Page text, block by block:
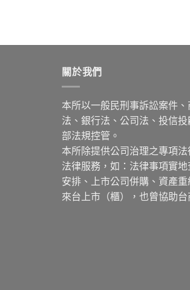
關於我們
本所以一般民刑事訴訟案件
法、銀行法、公司法、投信
部法規控管。
本所除提供公司治理之專項
法律服務，如：法律事項實
安排、上市公司併購、資產
來台上市（櫃），也曾協助